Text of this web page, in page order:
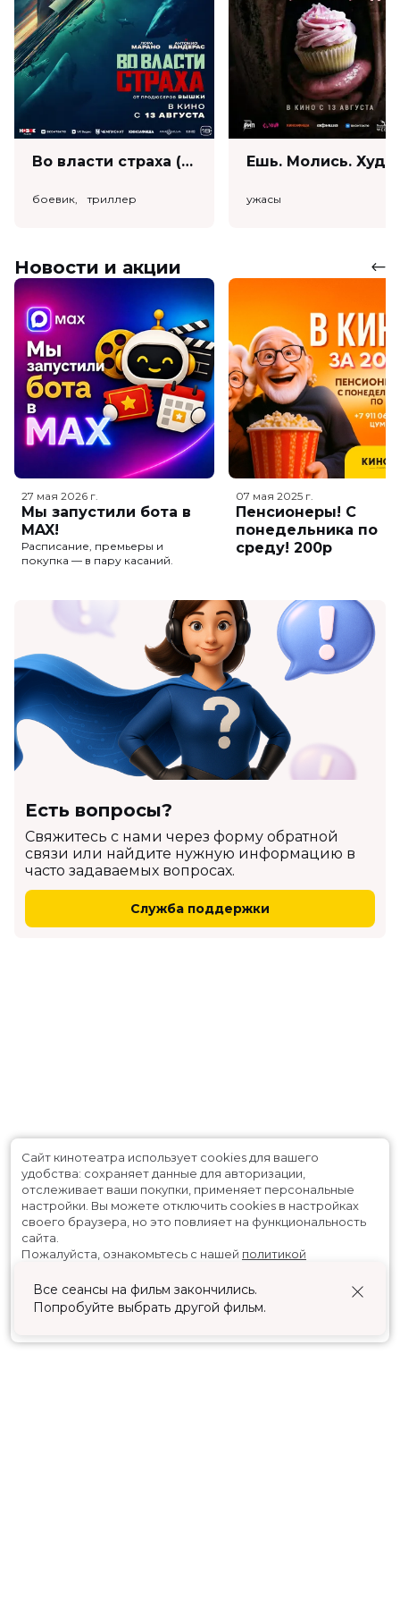
Во власти страха (18+)
боевик, триллер ужасы
Новости и акции
27 мая 2026 г.
Мы запустили бота в
MAX!
Расписание, премьеры и
покупка — в пару касаний.
07 мая 2025 г.
Пенсионеры! С
понедельника по
среду! 200р
Есть вопросы?
Cвяжитесь с нами через форму обратной
связи или найдите нужную информацию в
часто задаваемых вопросах.
Служба поддержки
Все сеансы на фильм закончились.
Попробуйте выбрать другой фильм.
Сайт кинотеатра использует cookies для вашего
удобства: сохраняет данные для авторизации,
отслеживает ваши покупки, применяет персональные
настройки. Вы можете отключить cookies в настройках
своего браузера, но это повлияет на функциональность
сайта.
Пожалуйста, ознакомьтесь с нашей политикой
Принять